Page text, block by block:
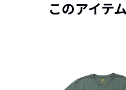
このアイテ